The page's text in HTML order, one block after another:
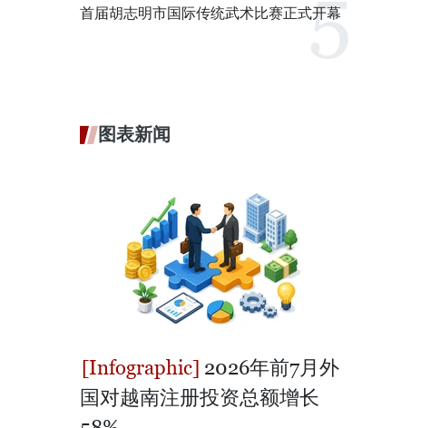
首届胡志明市国际传统武术比赛正式开幕
图表新闻
2026年前7月外
国对越南注册投资总额增长